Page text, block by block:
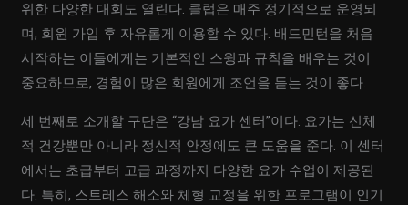
위한 다양한 대회도 열린다. 클럽은 매주 정기적으로 운영되
며, 회원 가입 후 자유롭게 이용할 수 있다. 배드민턴을 처음
시작하는 이들에게는 기본적인 스윙과 규칙을 배우는 것이
중요하므로, 경험이 많은 회원에게 조언을 듣는 것이 좋다.
세 번째로 소개할 구단은 “강남 요가 센터”이다. 요가는 신체
적 건강뿐만 아니라 정신적 안정에도 큰 도움을 준다. 이 센터
에서는 초급부터 고급 과정까지 다양한 요가 수업이 제공된
다. 특히, 스트레스 해소와 체형 교정을 위한 프로그램이 인기